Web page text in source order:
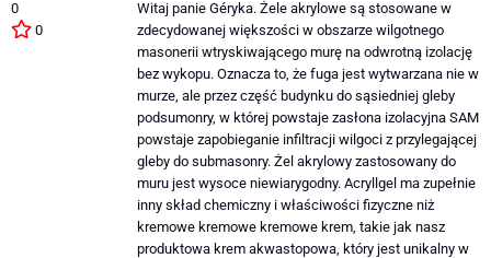
0
0
Witaj panie Géryka. Żele akrylowe są stosowane w
zdecydowanej większości w obszarze wilgotnego
masonerii wtryskiwającego murę na odwrotną izolację
bez wykopu. Oznacza to, że fuga jest wytwarzana nie w
murze, ale przez część budynku do sąsiedniej gleby
podsumonry, w której powstaje zasłona izolacyjna SAM
powstaje zapobieganie infiltracji wilgoci z przylegającej
gleby do submasonry. Żel akrylowy zastosowany do
muru jest wysoce niewiarygodny. Acryllgel ma zupełnie
inny skład chemiczny i właściwości fizyczne niż
kremowe kremowe kremowe krem, takie jak nasz
produktowa krem ​​akwastopowa, który jest unikalny w